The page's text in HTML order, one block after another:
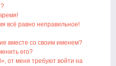
всё равно неправильное!
вместе со своим именем?
его?
от меня требуют войти на